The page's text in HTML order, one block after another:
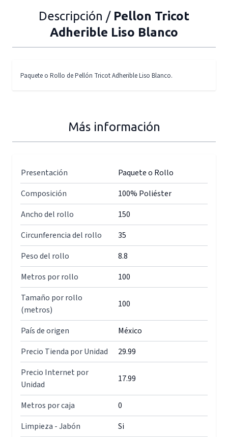
Descripción / Pellon Tricot
Adherible Liso Blanco
Paquete o Rollo de Pellón Tricot Adherible Liso Blanco.
Más información
Presentación
Paquete o Rollo
Composición
100% Poliéster
Ancho del rollo
150
Circunferencia del rollo
35
Peso del rollo
8.8
Metros por rollo
100
Tamaño por rollo
(metros)
100
País de origen
México
Precio Tienda por Unidad
29.99
Precio Internet por
Unidad
17.99
Metros por caja
0
Limpieza - Jabón
Si